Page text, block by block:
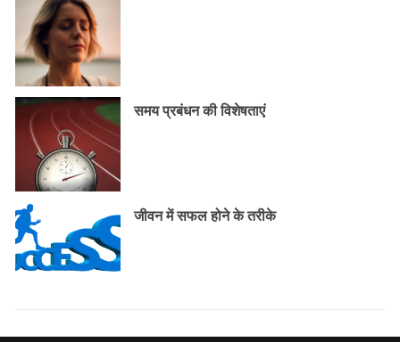
समय प्रबंधन की विशेषताएं
जीवन में सफल होने के तरीके